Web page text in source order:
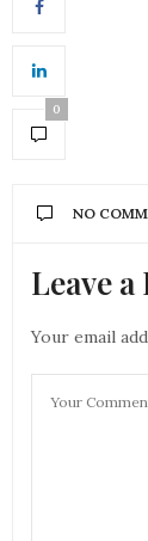
0
NO
Leave a
Your email